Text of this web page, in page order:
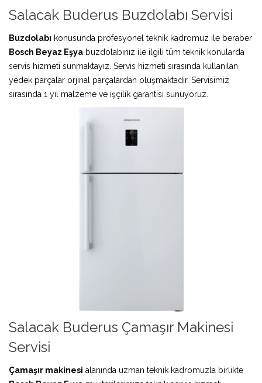
Salacak Buderus Buzdolabı Servisi
Buzdolabı konusunda profesyonel teknik kadromuz ile beraber
Bosch Beyaz Eşya buzdolabınız ile ilgili tüm teknik konularda
servis hizmeti sunmaktayız. Servis hizmeti sırasında kullanılan
yedek parçalar orjinal parçalardan oluşmaktadır. Servisimiz
sırasında 1 yıl malzeme ve işçilik garantisi sunuyoruz.
Salacak Buderus Çamaşır Makinesi
Servisi
Çamaşır makinesi alanında uzman teknik kadromuzla birlikte